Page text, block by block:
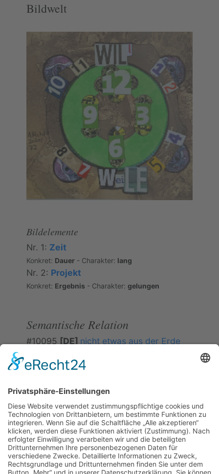
Bildwelt
Bildelemente
Nr. 1: Zeit
Konkret: Dauer - Charakter: lang
Nr. 2: Projekt
Konkret: Ergebnis - Charakter: gelungen
Semantische Relation
#10095 [DE] nicht etwas aus der Erde
Konzeptäquivalenz; keine Bildäquivalenz;
und Fischsud kochen brauchen ihre Zeit
Konzeptäquivalenz; keine Bildäquivalenz;
#10049[JP]der Fluss fließt in
Windungen, so kann er weit fließen
Konzeptäquivalenz; keine Bildäquivalenz;